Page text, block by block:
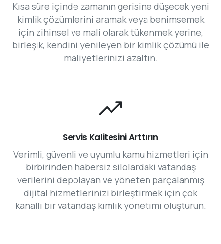
Kısa süre içinde zamanın gerisine düşecek yeni
kimlik çözümlerini aramak veya benimsemek
için zihinsel ve mali olarak tükenmek yerine,
birleşik, kendini yenileyen bir kimlik çözümü ile
maliyetlerinizi azaltın.
Servis Kalitesini Arttırın
Verimli, güvenli ve uyumlu kamu hizmetleri için
birbirinden habersiz silolardaki vatandaş
verilerini depolayan ve yöneten parçalanmış
dijital hizmetlerinizi birleştirmek için çok
kanallı bir vatandaş kimlik yönetimi oluşturun.